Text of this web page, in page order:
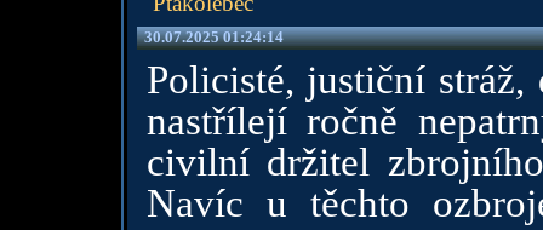
30.07.2025 01:24:14
Policisté, justiční
nastřílejí ročně
civilní držitel
Navíc u těchto